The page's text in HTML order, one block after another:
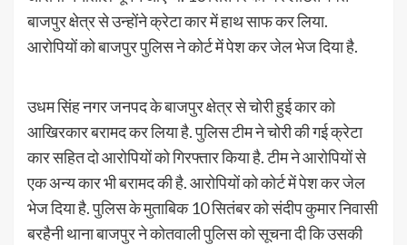
बाजपुर क्षेत्र से उन्होंने क्रेटा कार में हाथ साफ कर लिया.
आरोपियों को बाजपुर पुलिस ने कोर्ट में पेश कर जेल भेज दिया है.
उधम सिंह नगर जनपद के बाजपुर क्षेत्र से चोरी हुई कार को
आखिरकार बरामद कर लिया है. पुलिस टीम ने चोरी की गई क्रेटा
कार सहित दो आरोपियों को गिरफ्तार किया है. टीम ने आरोपियों से
एक अन्य कार भी बरामद की है. आरोपियों को कोर्ट में पेश कर जेल
भेज दिया है. पुलिस के मुताबिक 10 सितंबर को संदीप कुमार निवासी
बरहैनी थाना बाजपुर ने कोतवाली पुलिस को सूचना दी कि उसकी